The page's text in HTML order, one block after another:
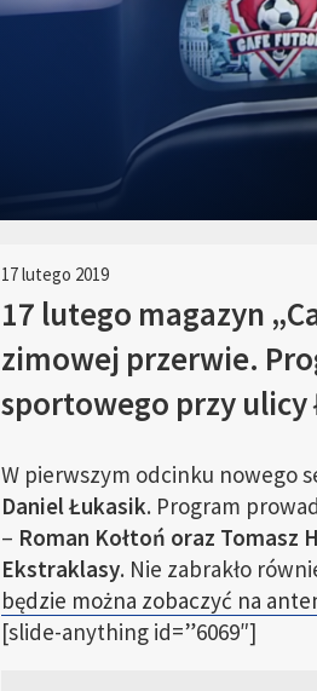
17 lutego 2019
17 lutego magazyn
zimowej przerwie.
sportowego przy
W pierwszym odcinku nowego
Daniel Łukasik. Program
– Roman Kołtoń oraz Tomasz
Ekstraklasy. Nie zabrakło
będzie można zobaczyć na
[slide-anything id=”6069″]